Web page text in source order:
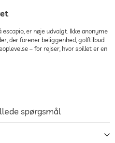
er nøje udvalgt. Ikke anonyme
der forener beliggenhed, golftilbud
– for rejser, hvor spillet er en
spørgsmål